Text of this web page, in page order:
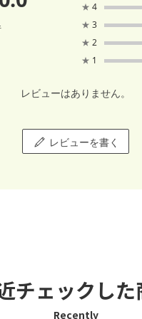
★ 4
★ 3
★ 2
★ 1
レビューはありません。
レビューを書く
チェックした
Recently